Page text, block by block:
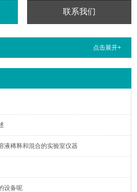
联系我们
点击展开+
液稀释和混合的实验室仪器
设备呢